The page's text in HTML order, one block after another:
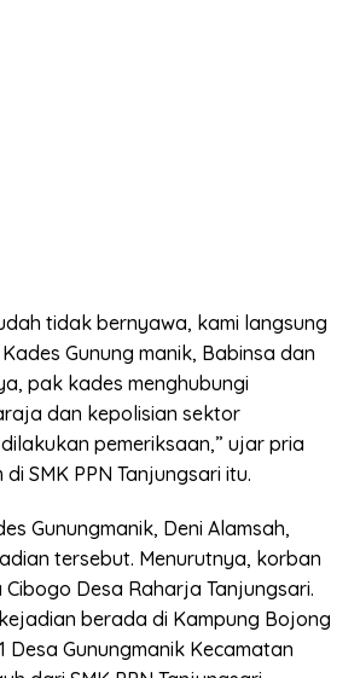
tidak bernyawa, kami langsung
Gunung manik, Babinsa dan
pak kades menghubungi
dan kepolisian sektor
pemeriksaan,” ujar pria
SMK PPN Tanjungsari itu.
Gunungmanik, Deni Alamsah,
tersebut. Menurutnya, korban
Desa Raharja Tanjungsari.
berada di Kampung Bojong
Desa Gunungmanik Kecamatan